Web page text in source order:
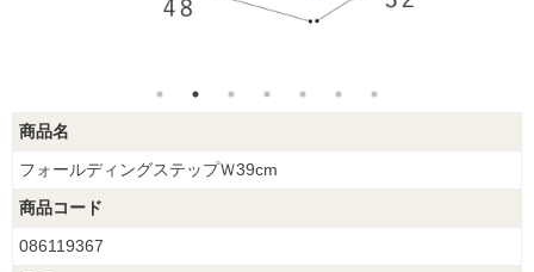
商品名
フォールディングステップＷ39cm
商品コード
086119367